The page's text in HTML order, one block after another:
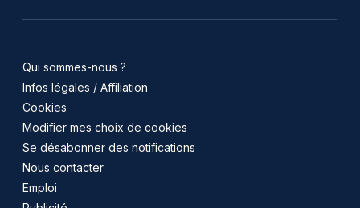
Qui sommes-nous ?
Infos légales / Affiliation
Cookies
Modifier mes choix de cookies
Se désabonner des notifications
Nous contacter
Emploi